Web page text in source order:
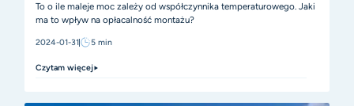
To o ile maleje moc zależy od współczynnika temperaturowego. Jaki
ma to wpływ na opłacalność montażu?
2024-01-31 5 min
Czytam więcej